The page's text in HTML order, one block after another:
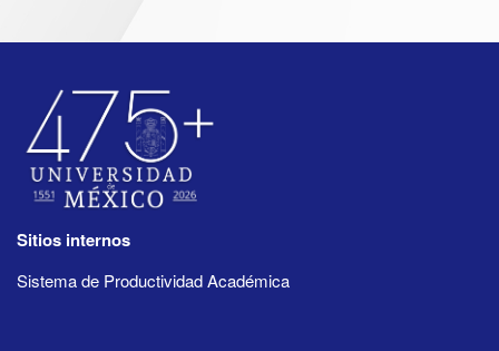
Sitios internos
Sistema de Productividad Académica